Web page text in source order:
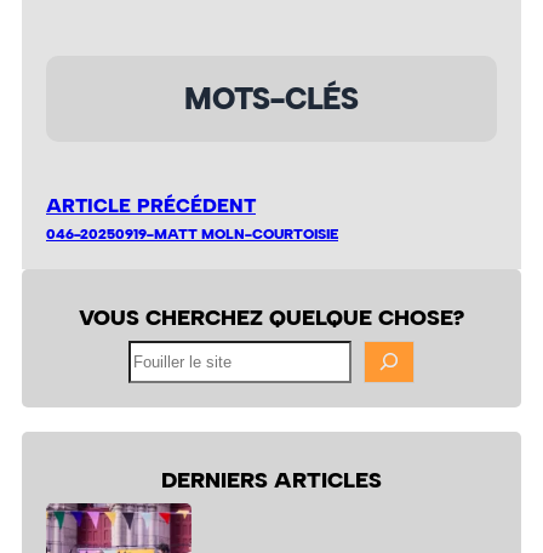
MOTS-CLÉS
ARTICLE PRÉCÉDENT
046-20250919-MATT MOLN-COURTOISIE
VOUS CHERCHEZ QUELQUE CHOSE?
DERNIERS ARTICLES